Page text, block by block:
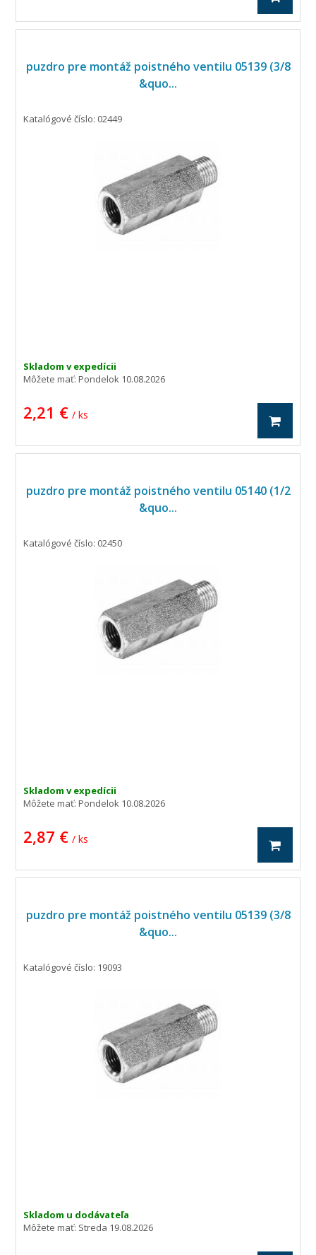
puzdro pre montáž poistného ventilu 05139 (3/8
&quo...
Katalógové číslo: 02449
Skladom v expedícii
Môžete mať:Pondelok 10.08.2026
2,21 € / ks
puzdro pre montáž poistného ventilu 05140 (1/2
&quo...
Katalógové číslo: 02450
Skladom v expedícii
Môžete mať:Pondelok 10.08.2026
2,87 € / ks
puzdro pre montáž poistného ventilu 05139 (3/8
&quo...
Katalógové číslo: 19093
Skladom u dodávateľa
Môžete mať: Streda 19.08.2026